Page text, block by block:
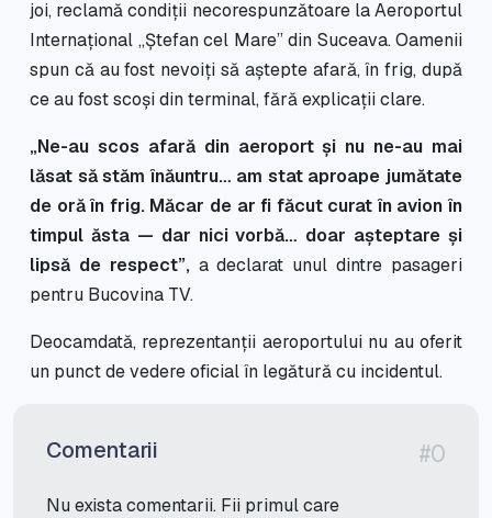
joi, reclamă condiții necorespunzătoare la Aeroportul
Internațional „Ștefan cel Mare” din Suceava. Oamenii
spun că au fost nevoiți să aștepte afară, în frig, după
ce au fost scoși din terminal, fără explicații clare.
„Ne-au scos afară din aeroport și nu ne-au mai
lăsat să stăm înăuntru… am stat aproape jumătate
de oră în frig. Măcar de ar fi făcut curat în avion în
timpul ăsta — dar nici vorbă… doar așteptare și
lipsă de respect”, a declarat unul dintre pasageri
pentru Bucovina TV.
Deocamdată, reprezentanții aeroportului nu au oferit
un punct de vedere oficial în legătură cu incidentul.
Comentarii #0
Nu exista comentarii. Fii primul care